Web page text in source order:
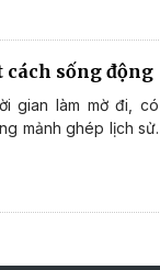
cách sống động
gian làm mờ đi, có
mảnh ghép lịch sử.